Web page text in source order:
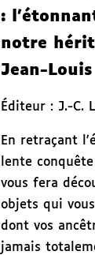
:
notre
Jean-
Éditeur : J.-C.
En retraçant
lente
vous fera
objets qui
dont vos
jamais